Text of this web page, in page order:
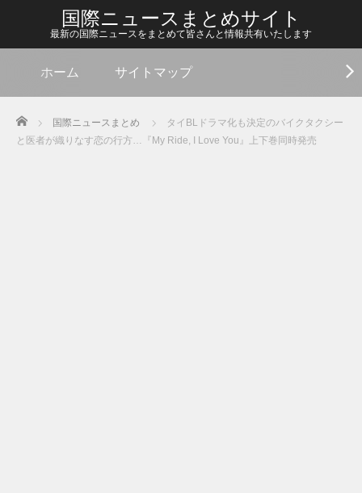
国際ニュースまとめサイト
最新の国際ニュースをまとめて皆さんと情報共有いたします
ホーム サイトマップ
Home 国際ニュースまとめ
タイBLドラマ化も決定のバイクタクシー
と医者が織りなす恋の行方…『My Ride, I Love You』上下巻同時発売